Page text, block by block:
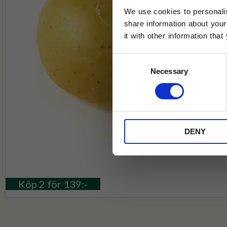
We use cookies to
share information about
it with other information that
Necessary
DENY
Köp 2 för 139:-
Jag samtycker till Tehuset Javas
* Rabatten gäller endast online på
på ordinarie priser och kan ej